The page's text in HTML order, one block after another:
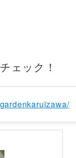
ェック！